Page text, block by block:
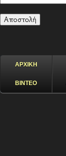
ΑΡΧΙΚΗ
ΒΙΝΤΕΟ